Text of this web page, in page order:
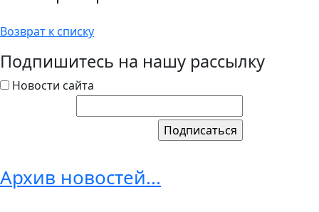
Возврат к списку
Подпишитесь на нашу рассылку
Новости сайта
Архив новостей...